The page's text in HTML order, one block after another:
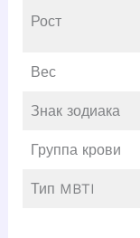
Рост
Вес
Знак зодиака
Группа крови
Тип MBTI